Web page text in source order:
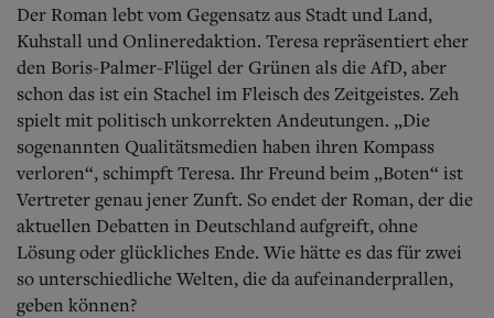
Der Roman lebt vom Gegensatz aus Stadt und Land,
Kuhstall und Onlineredaktion. Teresa repräsentiert eher
den Boris-Palmer-Flügel der Grünen als die AfD, aber
schon das ist ein Stachel im Fleisch des Zeitgeistes. Zeh
spielt mit politisch unkorrekten Andeutungen. „Die
sogenannten Qualitätsmedien haben ihren Kompass
verloren“, schimpft Teresa. Ihr Freund beim „Boten“ ist
Vertreter genau jener Zunft. So endet der Roman, der die
aktuellen Debatten in Deutschland aufgreift, ohne
Lösung oder glückliches Ende. Wie hätte es das für zwei
so unterschiedliche Welten, die da aufeinanderprallen,
geben können?